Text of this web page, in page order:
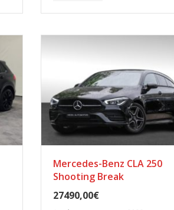
Mercedes-Benz CLA 250
Shooting Break
27490,00€